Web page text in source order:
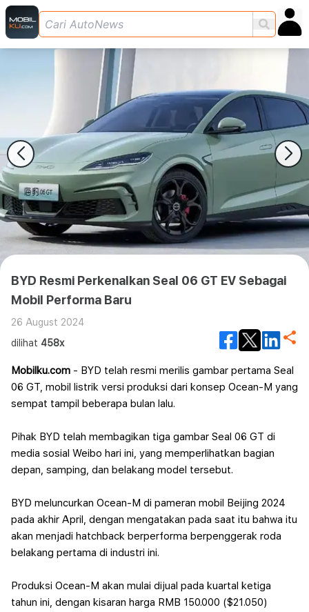
BYD Resmi Perkenalkan Seal 06 GT EV Sebagai
Mobil Performa Baru
26 August 2024
dilihat 458x
Mobilku.com - BYD telah resmi merilis gambar pertama Seal
06 GT, mobil listrik versi produksi dari konsep Ocean-M yang
sempat tampil beberapa bulan lalu.
Pihak BYD telah membagikan tiga gambar Seal 06 GT di
media sosial Weibo hari ini, yang memperlihatkan bagian
depan, samping, dan belakang model tersebut.
BYD meluncurkan Ocean-M di pameran mobil Beijing 2024
pada akhir April, dengan mengatakan pada saat itu bahwa itu
akan menjadi hatchback berperforma berpenggerak roda
belakang pertama di industri ini.
Produksi Ocean-M akan mulai dijual pada kuartal ketiga
tahun ini, dengan kisaran harga RMB 150.000 ($21.050)